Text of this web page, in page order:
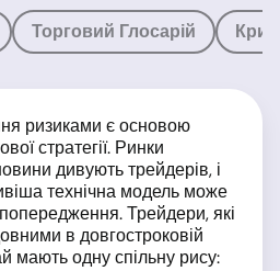
Торговий Глосарій
ризиками є основою
стратегії. Ринки
дивують трейдерів, і
технічна модель може
Трейдери, які
в довгостроковій
мають одну спільну рису: